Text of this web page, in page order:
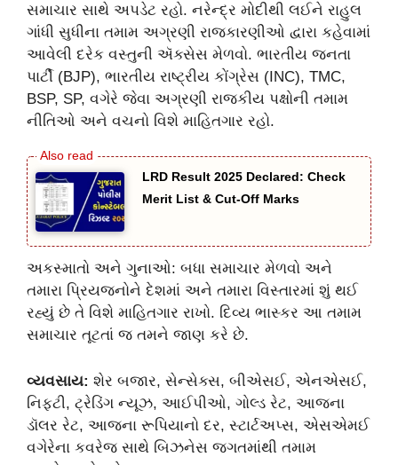
સમાચાર સાથે અપડેટ રહો. નરેન્દ્ર મોદીથી લઈને રાહુલ
ગાંધી સુધીના તમામ અગ્રણી રાજકારણીઓ દ્વારા કહેવામાં
આવેલી દરેક વસ્તુની ઍક્સેસ મેળવો. ભારતીય જનતા
પાર્ટી (BJP), ભારતીય રાષ્ટ્રીય કોંગ્રેસ (INC), TMC,
BSP, SP, વગેરે જેવા અગ્રણી રાજકીય પક્ષોની તમામ
નીતિઓ અને વચનો વિશે માહિતગાર રહો.
LRD Result 2025 Declared: Check
Merit List & Cut-Off Marks
અકસ્માતો અને ગુનાઓ: બધા સમાચાર મેળવો અને
તમારા પ્રિયજનોને દેશમાં અને તમારા વિસ્તારમાં શું થઈ
રહ્યું છે તે વિશે માહિતગાર રાખો. દિવ્ય ભાસ્કર આ તમામ
સમાચાર તૂટતાં જ તમને જાણ કરે છે.
વ્યવસાય: શેર બજાર, સેન્સેક્સ, બીએસઈ, એનએસઈ,
નિફ્ટી, ટ્રેડિંગ ન્યૂઝ, આઈપીઓ, ગોલ્ડ રેટ, આજના
ડૉલર રેટ, આજના રૂપિયાનો દર, સ્ટાર્ટઅપ્સ, એસએમઈ
વગેરેના કવરેજ સાથે બિઝનેસ જગતમાંથી તમામ